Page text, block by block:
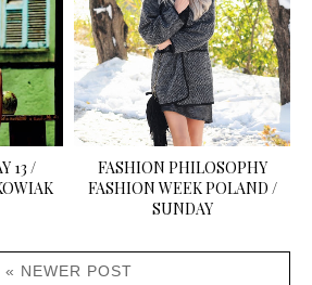
13 /
FASHION PHILOSOPHY
FASHION WEEK POLAND /
SUNDAY
« NEWER POST